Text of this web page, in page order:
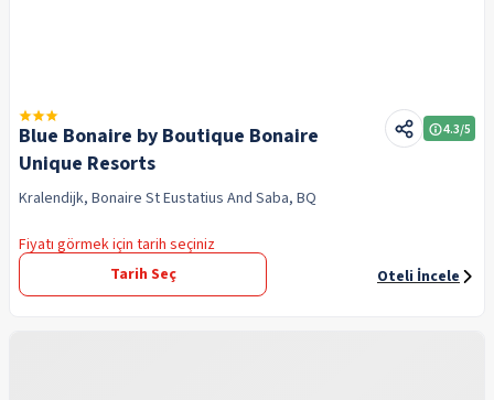
Blue Bonaire by Boutique Bonaire
Unique Resorts
4.3/5
Kralendijk, Bonaire St Eustatius And Saba, BQ
Fiyatı görmek için tarih seçiniz
Tarih Seç
Oteli İncele